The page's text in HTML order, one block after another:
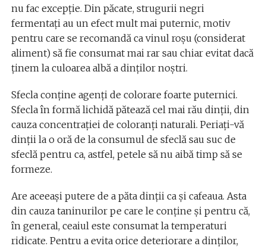
nu fac excepţie. Din păcate, strugurii negri
fermentaţi au un efect mult mai puternic, motiv
pentru care se recomandă ca vinul roşu (considerat
aliment) să fie consumat mai rar sau chiar evitat dacă
ţinem la culoarea albă a dinţilor noştri.
Sfecla conţine agenţi de colorare foarte puternici.
Sfecla în formă lichidă pătează cel mai rău dinţii, din
cauza concentraţiei de coloranţi naturali. Periaţi-vă
dinţii la o oră de la consumul de sfeclă sau suc de
sfeclă pentru ca, astfel, petele să nu aibă timp să se
formeze.
Are aceeaşi putere de a păta dinţii ca şi cafeaua. Asta
din cauza taninurilor pe care le conţine şi pentru că,
în general, ceaiul este consumat la temperaturi
ridicate. Pentru a evita orice deteriorare a dinţilor,